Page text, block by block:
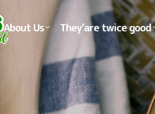
About Us They’are twice good